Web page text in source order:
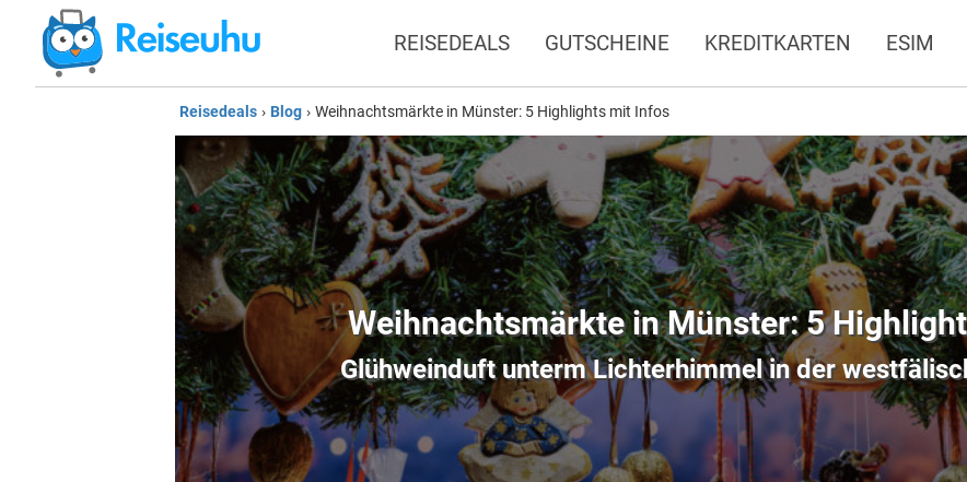
REISEDEALS GUTSCHEINE KREDITKARTEN ESIM
Reisedeals › Blog › Weihnachtsmärkte in Münster: 5 Highlights mit Infos
Weihnachtsmärkte in Münster: 5
Glühweinduft unterm Lichterhimmel in der